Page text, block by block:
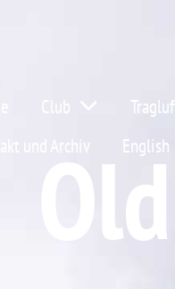
und Archiv
English